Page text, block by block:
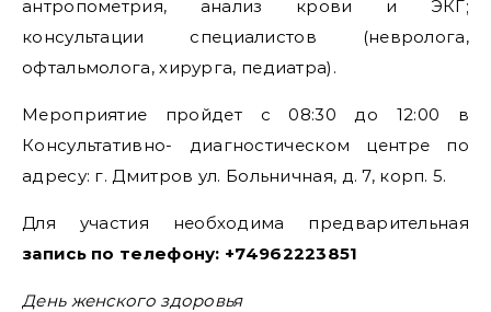
антропометрия, анализ крови и ЭКГ;
консультации специалистов (невролога,
офтальмолога, хирурга, педиатра).
Мероприятие пройдет с 08:30 до 12:00 в
Консультативно- диагностическом центре по
адресу: г. Дмитров ул. Больничная, д. 7, корп. 5.
Для участия необходима предварительная
запись по телефону: +74962223851
День женского здоровья